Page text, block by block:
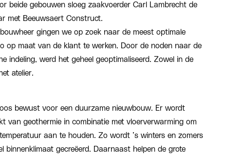
beide gebouwen sloeg zaakvoerder Carl Lambrecht de
met Beeuwsaert Construct.
gingen we op zoek naar de meest optimale
op maat van de klant te werken. Door de noden naar de
indeling, werd het geheel geoptimaliseerd. Zowel in de
atelier.
bewust voor een duurzame nieuwbouw. Er wordt
van geothermie in combinatie met vloerverwarming om
aan te houden. Zo wordt ’s winters en zomers
binnenklimaat gecreëerd. Daarnaast helpen de grote